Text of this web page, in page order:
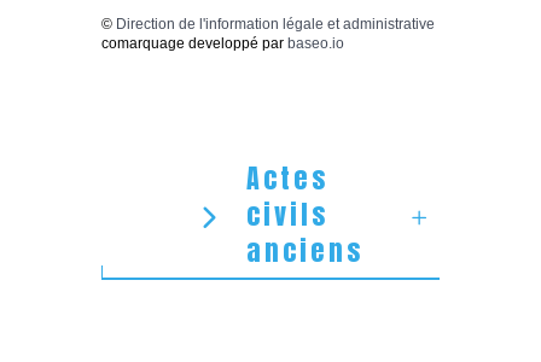
© Direction de l'information légale et administrative
comarquage developpé par baseo.io
Actes
civils
anciens